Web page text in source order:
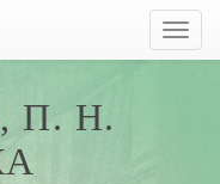
П. Н.